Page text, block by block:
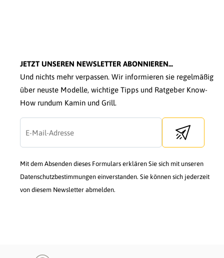
JETZT UNSEREN NEWSLETTER ABONNIEREN...
Und nichts mehr verpassen. Wir informieren sie regelmäßig
über neuste Modelle, wichtige Tipps und Ratgeber Know-
How rundum Kamin und Grill.
Send
Mit dem Absenden dieses Formulars erklären Sie sich mit unseren
Datenschutzbestimmungen einverstanden. Sie können sich jederzeit
von diesem Newsletter abmelden.